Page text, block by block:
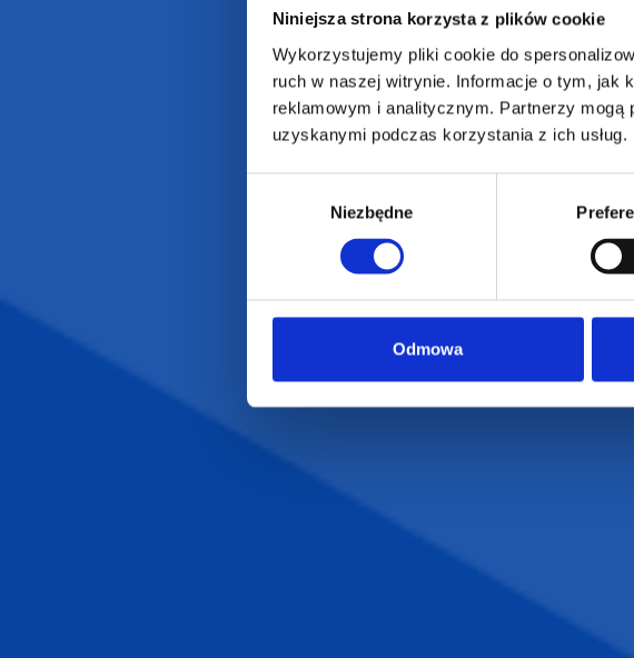
Niniejsza strona korzysta z plików cookie
Wykorzystujemy pliki cookie do
ruch w naszej witrynie. Informacje o tym, jak
reklamowym i analitycznym. Partnerzy mogą
uzyskanymi podczas korzystania z ich usług.
Niezbędne
Odmowa
Gadżety ekologiczne
INFORMACJE
O Nas
Katalogi online
Projekty graficzne
Blog